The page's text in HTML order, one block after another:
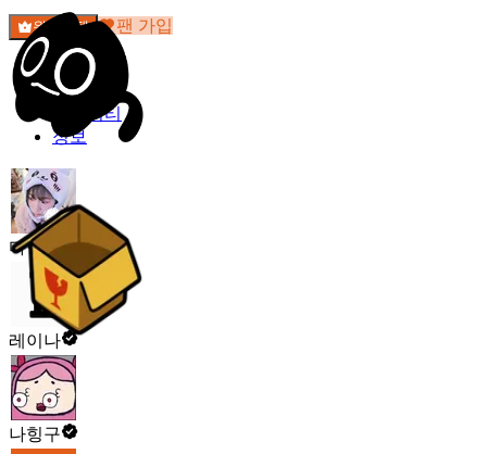
원픽선택 팬 가입
밐타운
피드
커뮤니티
정보
다빙o
레이나
나힝구